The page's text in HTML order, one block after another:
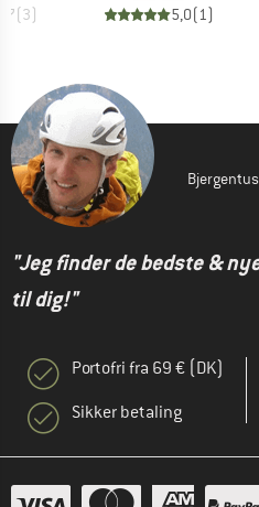
(3) 5,0(1)
"Jeg finder de bedste &
til dig!"
Portofri fra 69 € (DK)
Sikker betaling